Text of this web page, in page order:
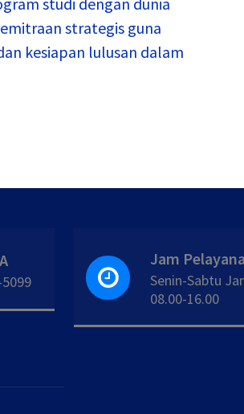
strategis guna
kesiapan lulusan dalam
Jam
Senin-Sabtu
08.00-16.00